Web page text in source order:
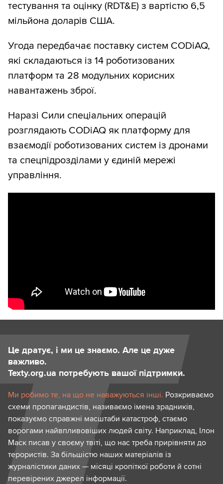
тестування та оцінку (RDT&E) з вартістю 6,5
мільйона доларів США.
Угода передбачає поставку систем CODiAQ,
які складаються із 14 роботизованих
платформ та 28 модульних корисних
навантажень зброї.
Наразі Сили спеціальних операцій
розглядають CODiAQ як платформу для
взаємодії роботизованих систем із дронами
та спецпідрозділами у єдиній мережі
управління.
Це дратує, і ми це знаємо. Але це дуже
важливо.
Texty.org.ua потребують вашої підтримки.
Ми робимо те, на що не наважуються інші. Розкриваємо
схеми пропагандистів, називаємо імена зрадників,
показуємо справжні масштаби катастроф, стаємо
ворогами найвпливовіших людей світу. Наприклад, Ілон
Маск писав у своєму твіті, що нас треба прирівняти до
терористів. За більшістю наших матеріалів із
журналістики даних — місяці кропіткої роботи й сотні
перевірених джерел інформації.